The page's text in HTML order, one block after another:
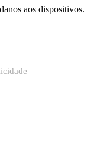
aos dispositivos.